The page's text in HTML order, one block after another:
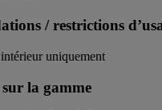
/ restrictions
uniquement
la gamme